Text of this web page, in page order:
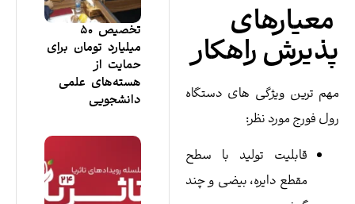
راهکار
ترین ویژگی های دستگاه
فورج مورد نظر:
قابلیت تولید با سطح
مقطع دایره، بیضی و چند
تخصیص ۵۰
میلیارد تومان برای
حمایت از
هسته‌های علمی
دانشجویی